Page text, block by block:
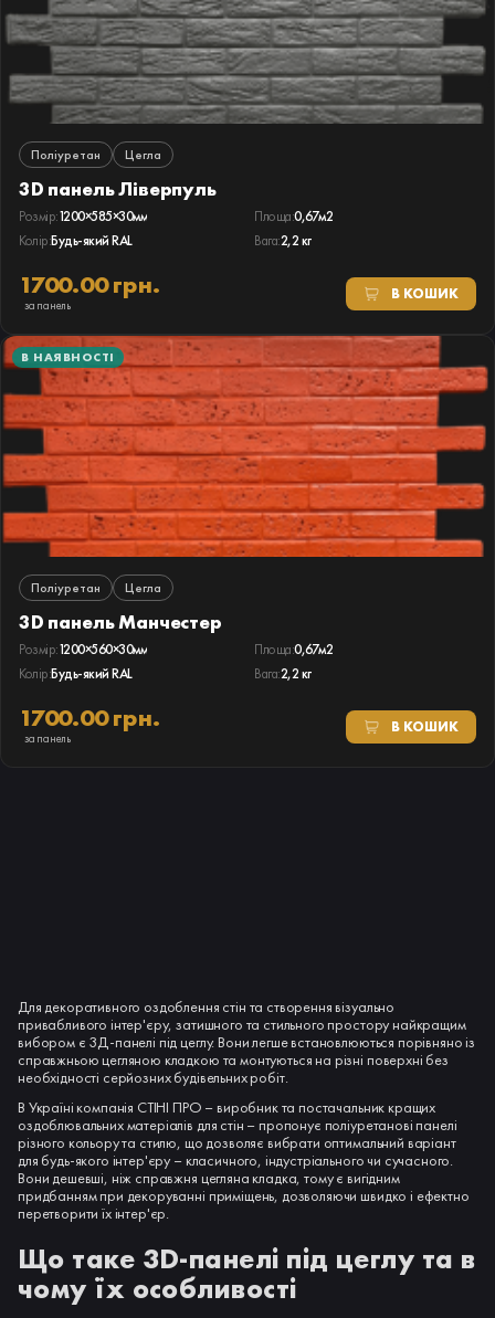
Поліуретан Цегла
3D панель Ліверпуль
Розмір:1200×585×30мм Площа:0,67м2
Колір:Будь-який RAL Вага:2,2 кг
1700.00 грн.
за панель
В КОШИК
В НАЯВНОСТІ
Поліуретан Цегла
3D панель Манчестер
Розмір:1200×560×30мм Площа:0,67м2
Колір:Будь-який RAL Вага:2,2 кг
1700.00 грн.
за панель
В КОШИК
Для декоративного оздоблення стін та створення візуально
привабливого інтер'єру, затишного та стильного простору найкращим
вибором є 3Д-панелі під цеглу. Вони легше встановлюються порівняно із
справжньою цегляною кладкою та монтуються на різні поверхні без
необхідності серйозних будівельних робіт.
В Україні компанія СТІНІ ПРО – виробник та постачальник кращих
оздоблювальних матеріалів для стін – пропонує поліуретанові панелі
різного кольору та стилю, що дозволяє вибрати оптимальний варіант
для будь-якого інтер'єру – класичного, індустріального чи сучасного.
Вони дешевші, ніж справжня цегляна кладка, тому є вигідним
придбанням при декоруванні приміщень, дозволяючи швидко і ефектно
перетворити їх інтер'єр.
Що таке 3D-панелі під цеглу та в
чому їх особливості